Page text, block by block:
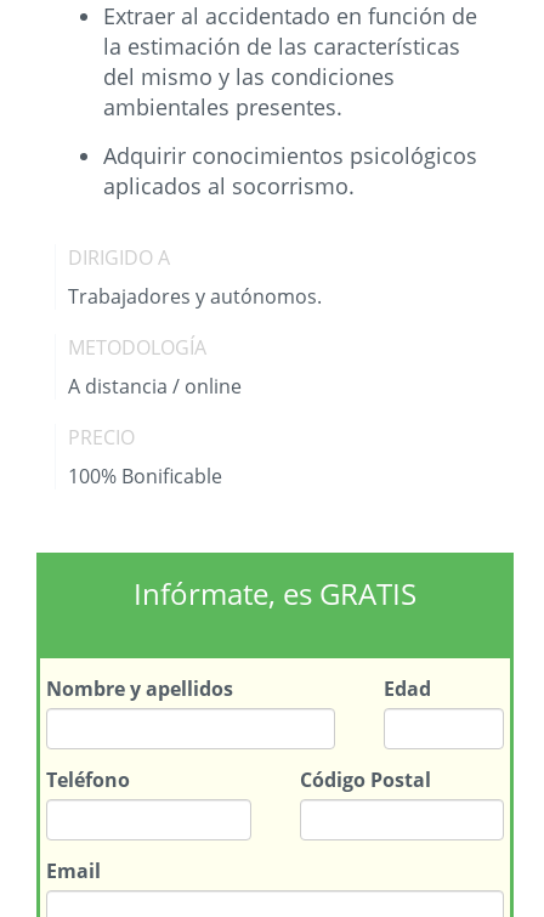
Extraer al accidentado en función de
la estimación de las características
del mismo y las condiciones
ambientales presentes.
Adquirir conocimientos psicológicos
aplicados al socorrismo.
DIRIGIDO A
Trabajadores y autónomos.
METODOLOGÍA
A distancia / online
PRECIO
100% Bonificable
Infórmate, es GRATIS
Nombrey apellidos Edad
Teléfono Código Postal
Email